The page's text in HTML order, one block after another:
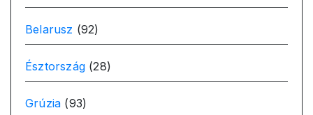
Belarusz (92)
Észtország (28)
Grúzia (93)